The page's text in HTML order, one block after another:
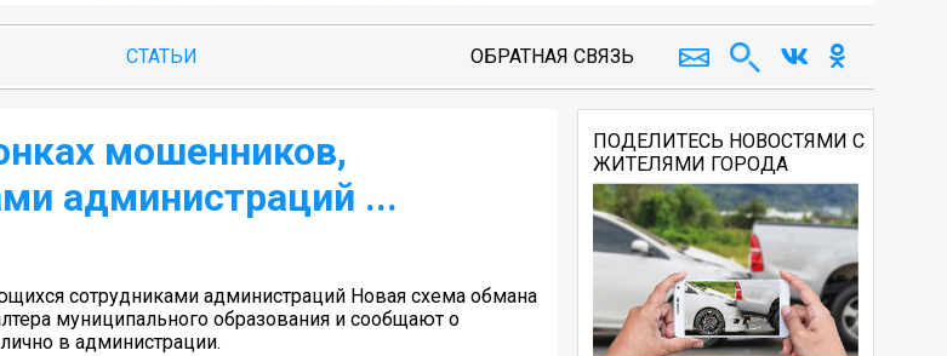
СТАТЬИ ОБРАТНАЯ СВЯЗЬ
мошенников,
администраций ...
сотрудниками администраций Новая схема обмана
муниципального образования и сообщают о
в администрации.
ПОДЕЛИТЕСЬ НОВОСТЯМИ С
ЖИТЕЛЯМИ ГОРОДА